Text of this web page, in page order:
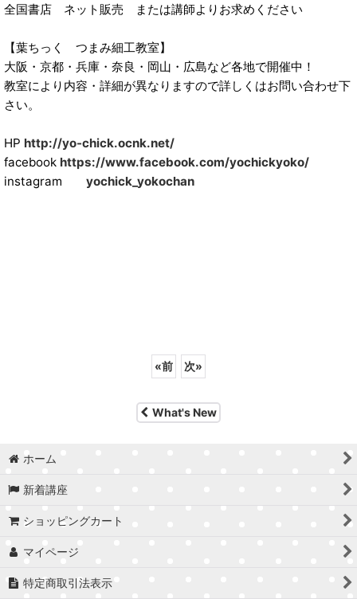
全国書店 ネット販売 または講師よりお求めください
【葉ちっく つまみ細工教室】
大阪・京都・兵庫・奈良・岡山・広島など各地で開催中！
教室により内容・詳細が異なりますので詳しくはお問い合わせ下
さい。
HP http://yo-chick.ocnk.net/
facebook https://www.facebook.com/yochickyoko/
instagram yochick_yokochan
«前 次»
What's New
ホーム
新着講座
ショッピングカート
マイページ
特定商取引法表示